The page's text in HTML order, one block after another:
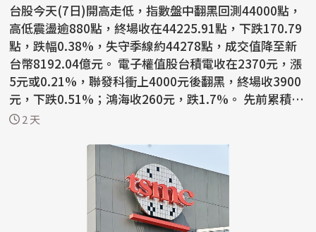
台股今天(7日)開高走低，指數盤中翻黑回測44000點，
高低震盪逾880點，終場收在44225.91點，下跌170.79
點，跌幅0.38%，失守季線約44278點，成交值降至新
台幣8192.04億元。 電子權值股台積電收在2370元，漲
5元或0.21%，聯發科衝上4000元後翻黑，終場收3900
元，下跌0.51%；鴻海收260元，跌1.7%。 先前累積一
定漲幅的被動...
2 天